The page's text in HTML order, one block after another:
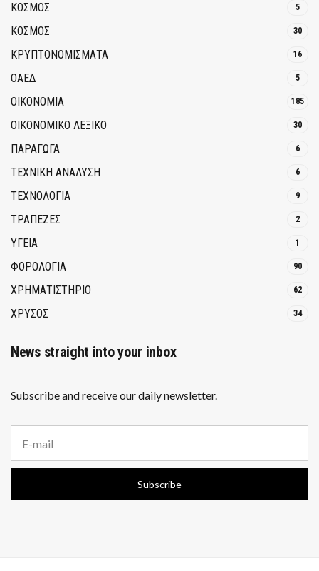
ΚΟΣΜΟΣ 5
ΚΟΣΜΟΣ 30
ΚΡΥΠΤΟΝΟΜΊΣΜΑΤΑ 16
ΟΑΕΔ 5
ΟΙΚΟΝΟΜΙΑ 185
ΟΙΚΟΝΟΜΙΚΟ ΛΕΞΙΚΟ 30
ΠΑΡΑΓΩΓΑ 6
ΤΕΧΝΙΚΗ ΑΝΑΛΥΣΗ 6
ΤΕΧΝΟΛΟΓΙΑ 9
ΤΡΆΠΕΖΕΣ 2
ΥΓΕΙΑ 1
ΦΟΡΟΛΟΓΙΑ 90
ΧΡΗΜΑΤΙΣΤΗΡΙΟ 62
ΧΡΥΣΟΣ 34
News straight into your inbox
Subscribe and receive our daily newsletter.
a
i
a
Subscribe